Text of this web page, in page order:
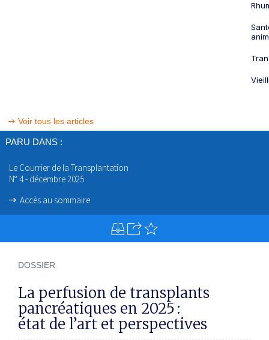
Voir tous les articles
PARU DANS :
Le Courrier de la Transplantation
N° 4 - décembre 2025
Accès au sommaire
DOSSIER
La perfusion de transplants
pancréatiques en 2025 :
état de l’art et perspectives